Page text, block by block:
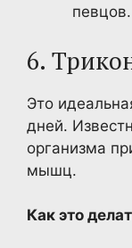
певцов.
6.
Это
дней.
организма
мышц.
Как это